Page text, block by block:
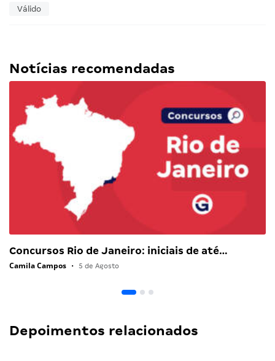
Válido
Notícias recomendadas
Concursos Rio de Janeiro: iniciais de até…
Camila Campos • 5 de Agosto
Depoimentos relacionados